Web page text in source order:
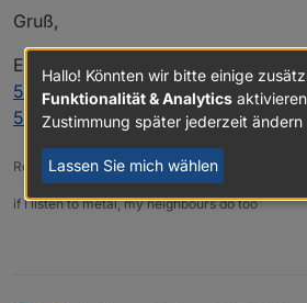
Gruß,
Eric
5553_bildschirmfoto_2018-11-
5553_bildschirmfoto_2018-11-
Roses are red, violets are blue,
if I listen to metal, my neighbours do too
Hallo! Könnten wir bitte einige
Funktionalität & Analytics
Zustimmung später jederzeit
Lassen Sie mich wählen